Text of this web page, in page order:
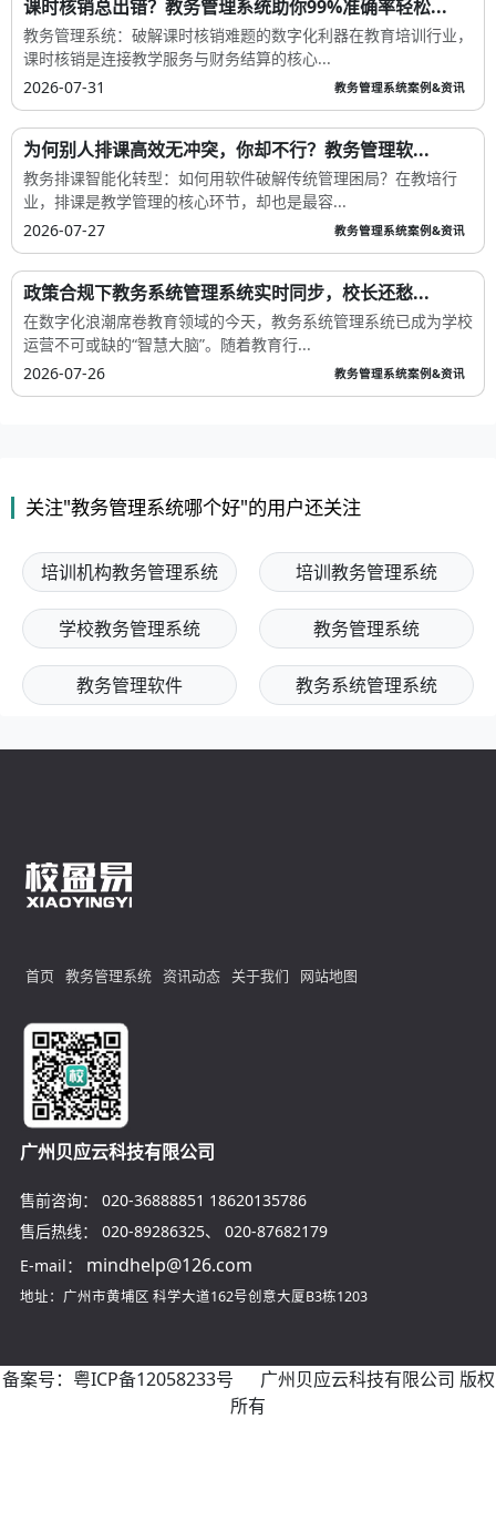
课时核销总出错？教务管理系统助你99%准确率轻松...
教务管理系统：破解课时核销难题的数字化利器在教育培训行业，
课时核销是连接教学服务与财务结算的核心...
2026-07-31
教务管理系统案例&资讯
为何别人排课高效无冲突，你却不行？教务管理软...
教务排课智能化转型：如何用软件破解传统管理困局？在教培行
业，排课是教学管理的核心环节，却也是最容...
2026-07-27
教务管理系统案例&资讯
政策合规下教务系统管理系统实时同步，校长还愁...
在数字化浪潮席卷教育领域的今天，教务系统管理系统已成为学校
运营不可或缺的“智慧大脑”。随着教育行...
2026-07-26
教务管理系统案例&资讯
关注"教务管理系统哪个好"的用户还关注
培训机构教务管理系统 培训教务管理系统
学校教务管理系统 教务管理系统
教务管理软件 教务系统管理系统
首页 教务管理系统 资讯动态 关于我们 网站地图
广州贝应云科技有限公司
售前咨询： 020-36888851 18620135786
售后热线：
020-89286325、 020-87682179
E-mail：
mindhelp@126.com
地址：广州市黄埔区 科学大道162号创意大厦B3栋1203
备案号： 粤ICP备12058233号 广州贝应云科技有限公司 版权
所有